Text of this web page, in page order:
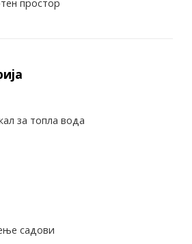
простор
за топла вода
садови